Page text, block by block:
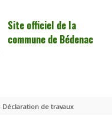
Site officiel de la
commune de Bédenac
Déclaration de travaux